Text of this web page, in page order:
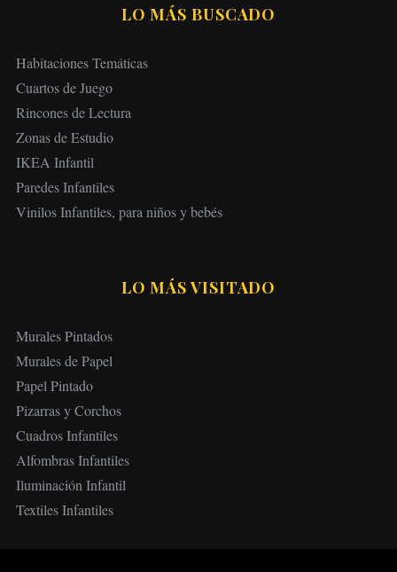
LO MÁS BUSCADO
Habitaciones Temáticas
Cuartos de Juego
Rincones de Lectura
Zonas de Estudio
IKEA Infantil
Paredes Infantiles
Vinilos Infantiles, para niños y bebés
LO MÁS VISITADO
Murales Pintados
Murales de Papel
Papel Pintado
Pizarras y Corchos
Cuadros Infantiles
Alfombras Infantiles
Iluminación Infantil
Textiles Infantiles